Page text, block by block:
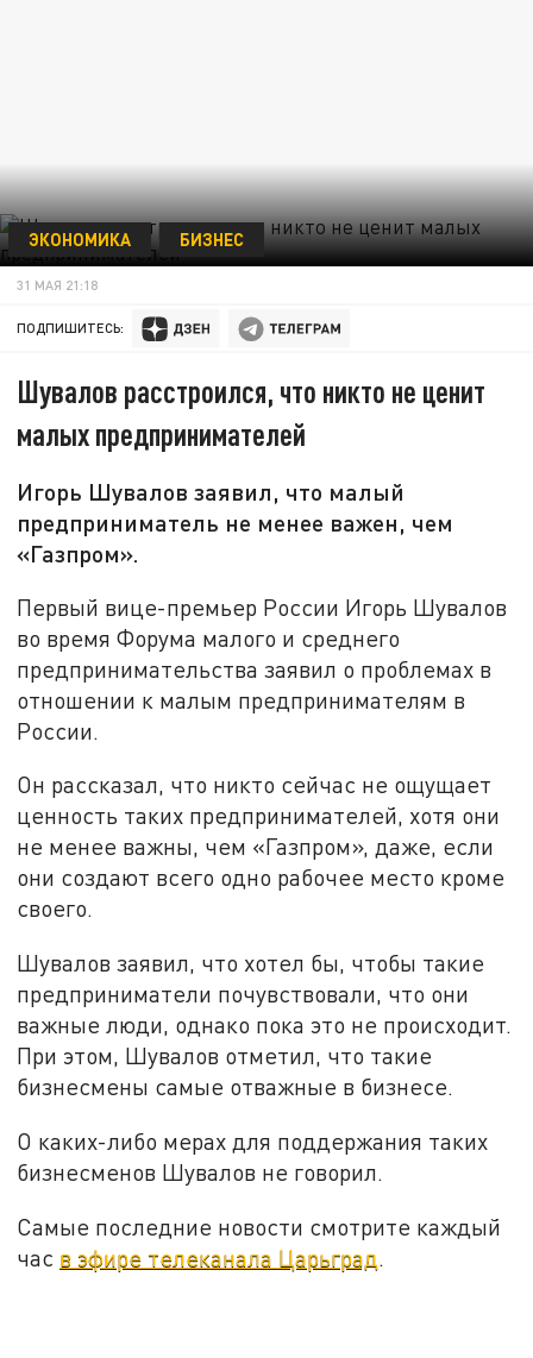
ЭКОНОМИКА БИЗНЕС
31 МАЯ 21:18
ПОДПИШИТЕСЬ:
Шувалов расстроился, что никто не ценит
малых предпринимателей
Игорь Шувалов заявил, что малый
предприниматель не менее важен, чем
«Газпром».
Первый вице-премьер России Игорь Шувалов
во время Форума малого и среднего
предпринимательства заявил о проблемах в
отношении к малым предпринимателям в
России.
Он рассказал, что никто сейчас не ощущает
ценность таких предпринимателей, хотя они
не менее важны, чем «Газпром», даже, если
они создают всего одно рабочее место кроме
своего.
Шувалов заявил, что хотел бы, чтобы такие
предприниматели почувствовали, что они
важные люди, однако пока это не происходит.
При этом, Шувалов отметил, что такие
бизнесмены самые отважные в бизнесе.
О каких-либо мерах для поддержания таких
бизнесменов Шувалов не говорил.
Самые последние новости смотрите каждый
час в эфире телеканала Царьград